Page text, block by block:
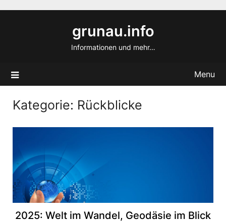
grunau.info
Informationen und mehr…
Menu
Kategorie: Rückblicke
2025: Welt im Wandel, Geodäsie im Blick